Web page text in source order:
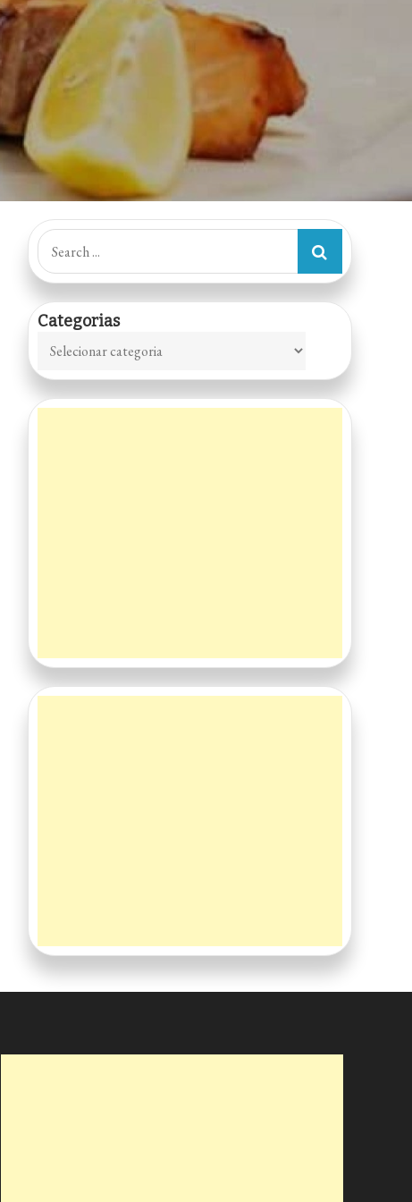
Search
for:
Categorias
Categorias